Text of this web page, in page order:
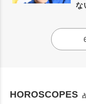
な
HOROSCOPES